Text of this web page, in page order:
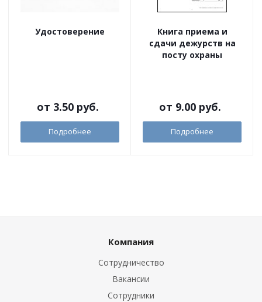
Удостоверение
от 3.50 руб.
Подробнее
Книга приема и
сдачи дежурств на
посту охраны
от 9.00 руб.
Подробнее
Компания
Сотрудничество
Вакансии
Сотрудники